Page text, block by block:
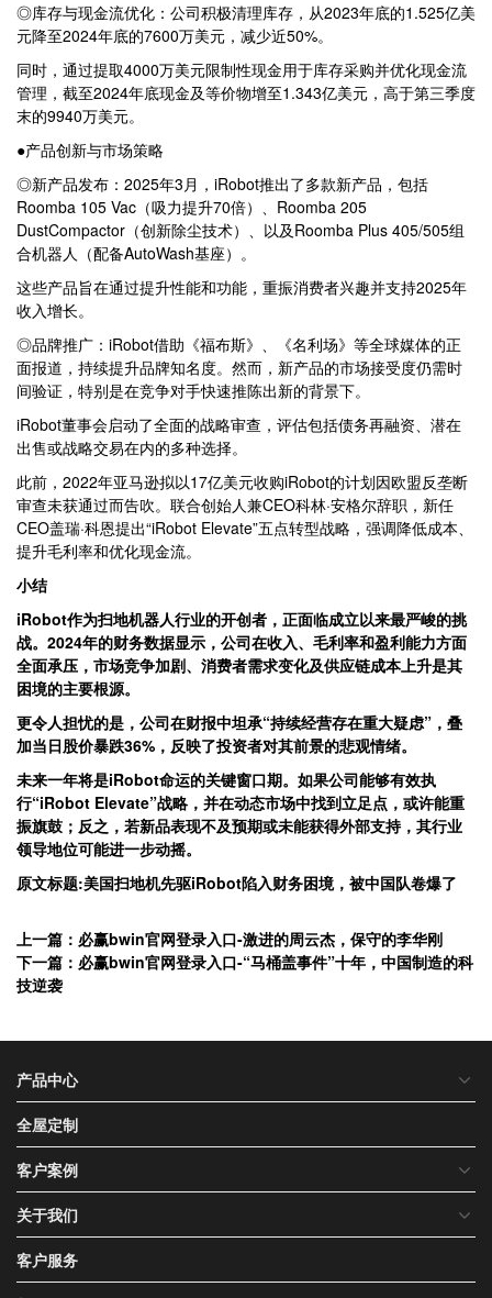
◎库存与现金流优化：公司积极清理库存，从2023年底的1.525亿美
元降至2024年底的7600万美元，减少近50%。
同时，通过提取4000万美元限制性现金用于库存采购并优化现金流
管理，截至2024年底现金及等价物增至1.343亿美元，高于第三季度
末的9940万美元。
●产品创新与市场策略
◎新产品发布：2025年3月，iRobot推出了多款新产品，包括
Roomba 105 Vac（吸力提升70倍）、Roomba 205
DustCompactor（创新除尘技术）、以及Roomba Plus 405/505组
合机器人（配备AutoWash基座）。
这些产品旨在通过提升性能和功能，重振消费者兴趣并支持2025年
收入增长。
◎品牌推广：iRobot借助《福布斯》、《名利场》等全球媒体的正
面报道，持续提升品牌知名度。然而，新产品的市场接受度仍需时
间验证，特别是在竞争对手快速推陈出新的背景下。
iRobot董事会启动了全面的战略审查，评估包括债务再融资、潜在
出售或战略交易在内的多种选择。
此前，2022年亚马逊拟以17亿美元收购iRobot的计划因欧盟反垄断
审查未获通过而告吹。联合创始人兼CEO科林·安格尔辞职，新任
CEO盖瑞·科恩提出“iRobot Elevate”五点转型战略，强调降低成本、
提升毛利率和优化现金流。
小结
iRobot作为扫地机器人行业的开创者，正面临成立以来最严峻的挑
战。2024年的财务数据显示，公司在收入、毛利率和盈利能力方面
全面承压，市场竞争加剧、消费者需求变化及供应链成本上升是其
困境的主要根源。
更令人担忧的是，公司在财报中坦承“持续经营存在重大疑虑”，叠
加当日股价暴跌36%，反映了投资者对其前景的悲观情绪。
未来一年将是iRobot命运的关键窗口期。如果公司能够有效执
行“iRobot Elevate”战略，并在动态市场中找到立足点，或许能重
振旗鼓；反之，若新品表现不及预期或未能获得外部支持，其行业
领导地位可能进一步动摇。
原文标题:美国扫地机先驱iRobot陷入财务困境，被中国队卷爆了
上一篇：必赢bwin官网登录入口-激进的周云杰，保守的李华刚
下一篇：必赢bwin官网登录入口-“马桶盖事件”十年，中国制造的科
技逆袭
产品中心
全屋定制
客户案例
关于我们
客户服务